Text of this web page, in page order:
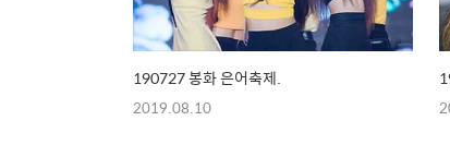
190727 봉화 은어축제.
2019.08.10